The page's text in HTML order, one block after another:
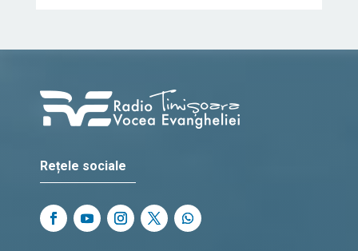
Rețele sociale